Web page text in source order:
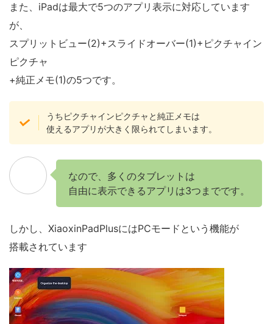
また、iPadは最大で5つのアプリ表示に対応しています
が、
スプリットビュー(2)+スライドオーバー(1)+ピクチャイン
ピクチャ
+純正メモ(1)の5つです。
うちピクチャインピクチャと純正メモは
使えるアプリが大きく限られてしまいます。
なので、多くのタブレットは
自由に表示できるアプリは3つまでです。
しかし、XiaoxinPadPlusにはPCモードという機能が
搭載されています